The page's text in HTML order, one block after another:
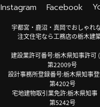
Instagram Facebook
宇都宮・鹿沼・真岡でおしゃれ
注文住宅なら工務店の栃木建
建設業許可番号:栃木県知事許可
第22009号
設計事務所登録番号:栃木県知事
第4202号
宅地建物取引業免許:栃木県知事
第5242号